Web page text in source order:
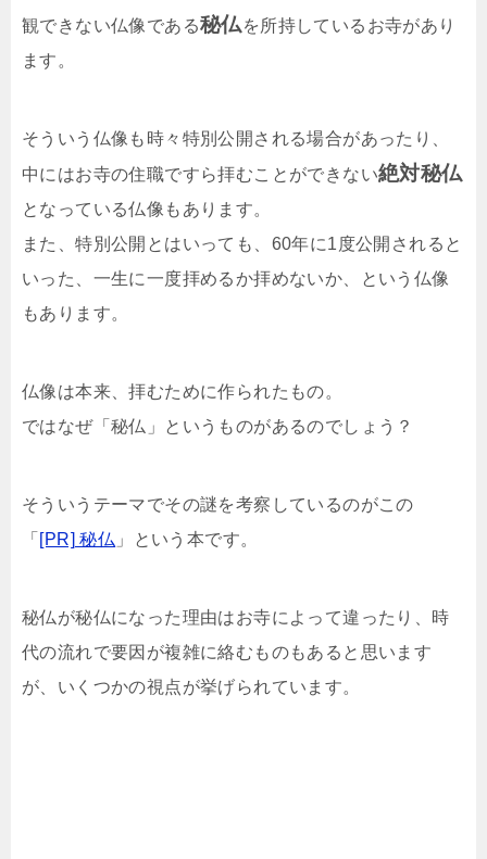
観できない仏像である秘仏を所持しているお寺があり
ます。
そういう仏像も時々特別公開される場合があったり、
中にはお寺の住職ですら拝むことができない絶対秘仏
となっている仏像もあります。
また、特別公開とはいっても、60年に1度公開されると
いった、一生に一度拝めるか拝めないか、という仏像
もあります。
仏像は本来、拝むために作られたもの。
ではなぜ「秘仏」というものがあるのでしょう？
そういうテーマでその謎を考察しているのがこの
「 [PR] 秘仏 」という本です。
秘仏が秘仏になった理由はお寺によって違ったり、時
代の流れで要因が複雑に絡むものもあると思います
が、いくつかの視点が挙げられています。